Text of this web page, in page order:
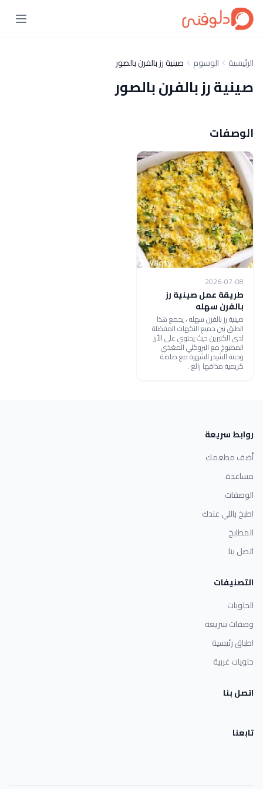
الرئيسية الوسوم صينية رز بالفرن بالصور
صينية رز بالفرن بالصور
الوصفات
2026-07-08
طريقة عمل صينية رز
بالفرن سهله
صينية رز بالفرن سهله ، يجمع هذا
الطبق بين جميع النكهات المفضلة
لدى الكثيرين حيث يحتوي على الأرز
المطبوخ مع البروكلي المغذي
وجبنة الشيدر الشهية مع صلصة
كريمية مذاقها رائع .
روابط سريعة
أضف مطعمك
مساعدة
الوصفات
اطبخ باللي عندك
المطابخ
اتصل بنا
التصنيفات
الحلويات
وصفات سريعة
اطباق رئيسية
حلويات غربية
اتصل بنا
تابعنا